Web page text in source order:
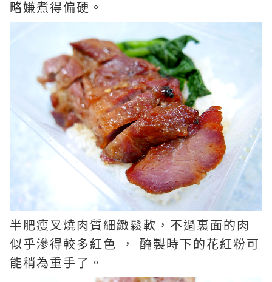
略嫌煮得偏硬。
半肥瘦叉燒肉質細緻鬆軟，不過裏面的肉
似乎滲得較多紅色 ， 醃製時下的花紅粉可
能稍為重手了。